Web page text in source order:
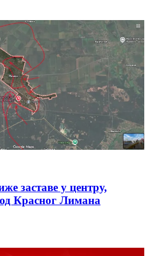
заставе у центру,
Красног Лимана